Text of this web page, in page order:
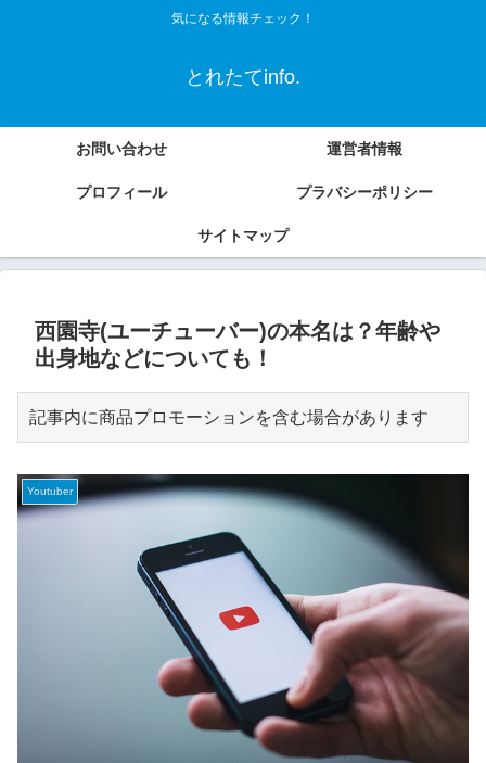
気になる情報チェック！
とれたてinfo.
お問い合わせ 運営者情報
プロフィール プラバシーポリシー
サイトマップ
西園寺(ユーチューバー)の本名は？年齢や
出身地などについても！
記事内に商品プロモーションを含む場合があります
Youtuber